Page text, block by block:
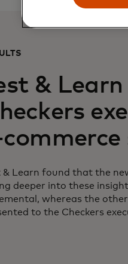
&
& Learn found that the
deeper into these
whereas the
to the Checkers